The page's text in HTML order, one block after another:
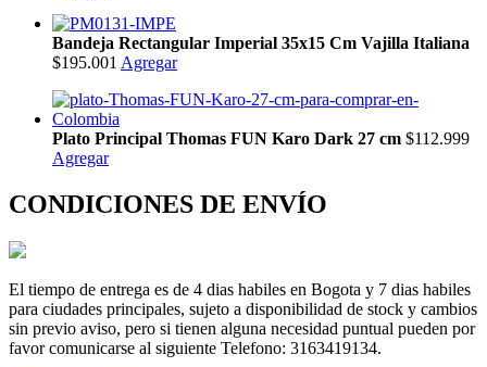
Bandeja Rectangular Imperial 35x15 Cm Vajilla Italiana
$195.001 Agregar
Plato Principal Thomas FUN Karo Dark 27 cm $112.999
Agregar
CONDICIONES DE ENVÍO
El tiempo de entrega es de 4 dias habiles en Bogota y 7 dias habiles
para ciudades principales, sujeto a disponibilidad de stock y cambios
sin previo aviso, pero si tienen alguna necesidad puntual pueden por
favor comunicarse al siguiente Telefono: 3163419134.